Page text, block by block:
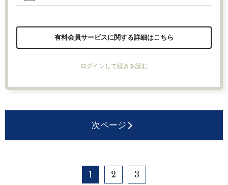
有料会員サービスに関する詳細はこちら
ログインして続きを読む
次ページ
1 2 3